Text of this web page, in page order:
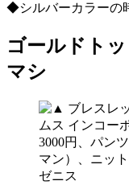
◆シルバーカラー
ゴールドト
マシ